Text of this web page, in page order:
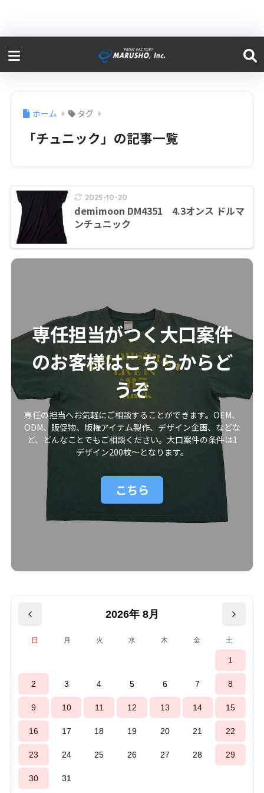
ホーム タグ
「チュニック」の記事一覧
2025-10-20
demimoon DM4351 4.3オンス ドルマ
ンチュニック
専任担当がつく大口案件
のお客様はこちらからど
うぞ
専任の担当へお気軽にご相談することができます。OEM、
ODM、販促物、版権アイテム製作、デザイン企画、などな
ど、どんなことでもご相談ください。大口案件の条件は1
デザイン200枚〜となります。
こちら